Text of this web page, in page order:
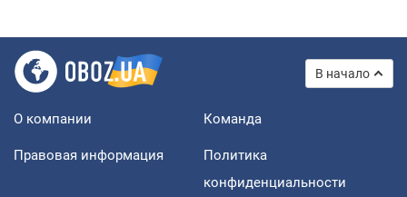
В начало
О компании Команда
Правовая информация
Политика
конфиденциальности